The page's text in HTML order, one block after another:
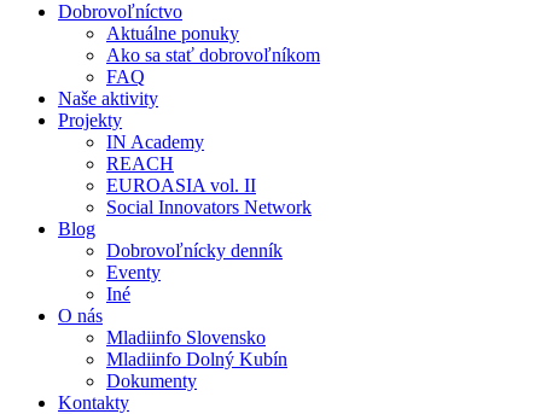
Dobrovoľníctvo
Aktuálne ponuky
Ako sa stať dobrovoľníkom
FAQ
Naše aktivity
Projekty
IN Academy
REACH
EUROASIA vol. II
Social Innovators Network
Blog
Dobrovoľnícky denník
Eventy
Iné
O nás
Mladiinfo Slovensko
Mladiinfo Dolný Kubín
Dokumenty
Kontakty